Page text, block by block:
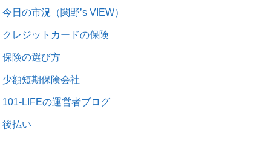
今日の市況（関野’s VIEW）
クレジットカードの保険
保険の選び方
少額短期保険会社
101-LIFEの運営者ブログ
後払い